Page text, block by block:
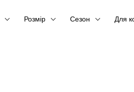
Розмір Сезон Для